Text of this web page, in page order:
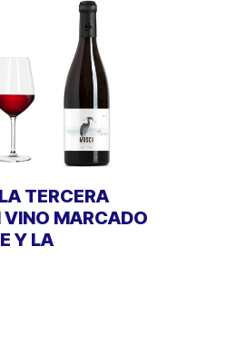
TERCERA
VINO MARCADO
Y LA